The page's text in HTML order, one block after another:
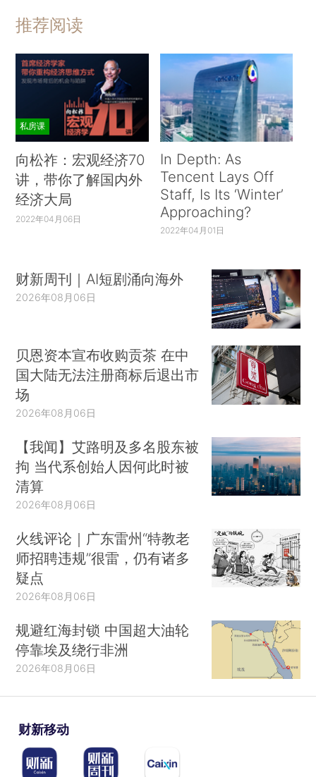
推荐阅读
私房课
向松祚：宏观经济70
讲，带你了解国内外
经济大局
2022年04月06日
In Depth: As
Tencent Lays Off
Staff, Is Its ‘Winter’
Approaching?
2022年04月01日
财新周刊｜AI短剧涌向海外
2026年08月06日
贝恩资本宣布收购贡茶 在中
国大陆无法注册商标后退出市
场
2026年08月06日
【我闻】艾路明及多名股东被
拘 当代系创始人因何此时被
清算
2026年08月06日
火线评论｜广东雷州“特教老
师招聘违规”很雷，仍有诸多
疑点
2026年08月06日
规避红海封锁 中国超大油轮
停靠埃及绕行非洲
2026年08月06日
财新移动